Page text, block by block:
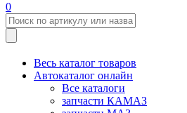
0
Весь каталог товаров
Автокаталог онлайн
Все каталоги
запчасти КАМАЗ